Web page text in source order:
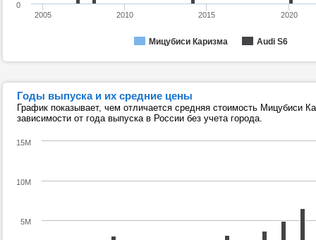
Мицубиси Каризма Audi S6
2005 2010 2015 2020
0
Годы выпуска и их средние цены
График показывает, чем отличается средняя стоимость Мицубиси
зависимости от года выпуска в России без учета города.
5M
10M
15M